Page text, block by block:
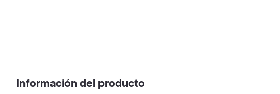
Información del producto